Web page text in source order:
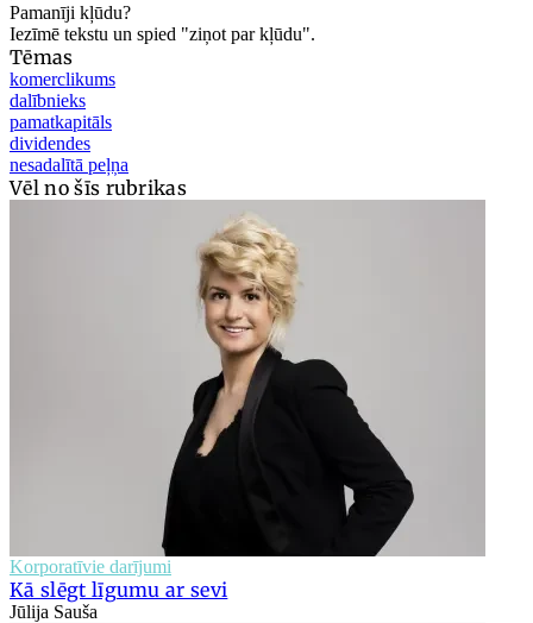
Pamanīji kļūdu?
Iezīmē tekstu un spied "ziņot par kļūdu".
Tēmas
komerclikums
dalībnieks
pamatkapitāls
dividendes
nesadalītā peļņa
Vēl no šīs rubrikas
Korporatīvie darījumi
Kā slēgt līgumu ar sevi
Jūlija Sauša